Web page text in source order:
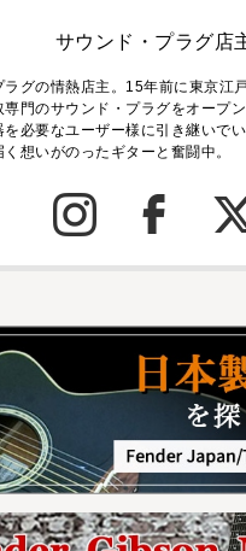
サウンド・プラグ店
ラグの情熱店主。15年前に東京江
専門のサウンド・プラグをオープ
を必要なユーザー様に引き継いで
想いがのったギターと奮闘中。